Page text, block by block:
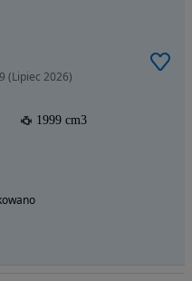
(Lipiec 2026)
1999 cm3